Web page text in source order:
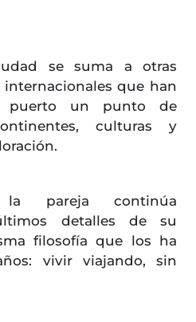
se suma a otras
que han
puerto un punto de
culturas y
la pareja continúa
detalles de su
filosofía que los ha
vivir viajando, sin